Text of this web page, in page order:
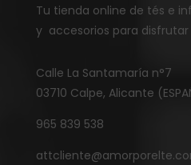
Tu tienda online de tés e
y accesorios para
Calle La Santamaría n°7
03710 Calpe, Alicante
965 839 538